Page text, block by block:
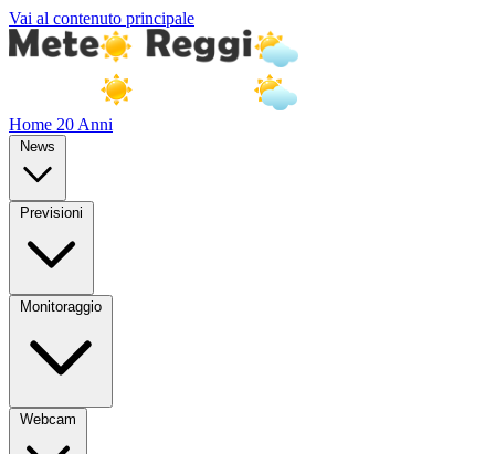
Vai al contenuto principale
Home 20 Anni
News
Previsioni
Monitoraggio
Webcam